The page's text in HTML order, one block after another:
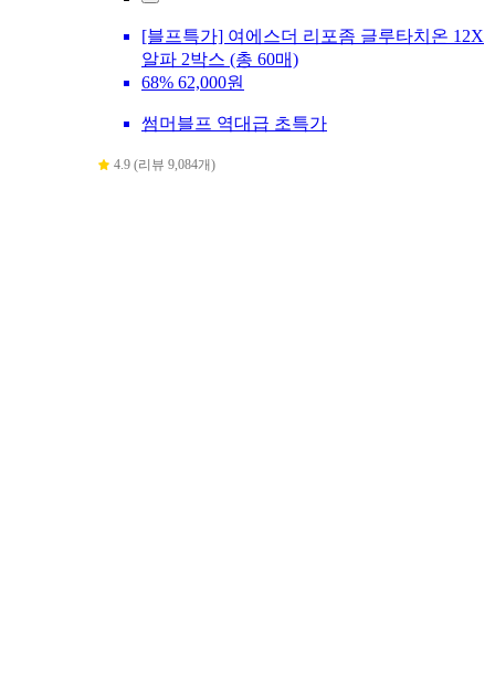
[블프특가] 여에스더 리포좀 글루타치온 12X
알파 2박스 (총 60매)
68% 62,000원
썸머블프 역대급 초특가
4.9 (리뷰 9,084개)